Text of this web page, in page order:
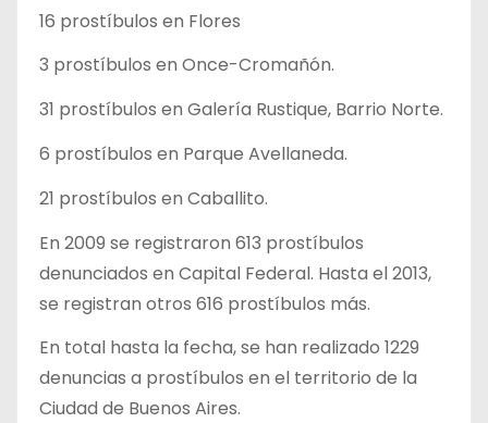
16 prostíbulos en Flores
3 prostíbulos en Once-Cromañón.
31 prostíbulos en Galería Rustique, Barrio Norte.
6 prostíbulos en Parque Avellaneda.
21 prostíbulos en Caballito.
En 2009 se registraron 613 prostíbulos
denunciados en Capital Federal. Hasta el 2013,
se registran otros 616 prostíbulos más.
En total hasta la fecha, se han realizado 1229
denuncias a prostíbulos en el territorio de la
Ciudad de Buenos Aires.